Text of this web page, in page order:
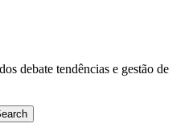
debate tendências e gestão de